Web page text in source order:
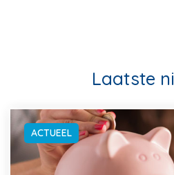
Laatste
ACTUEEL